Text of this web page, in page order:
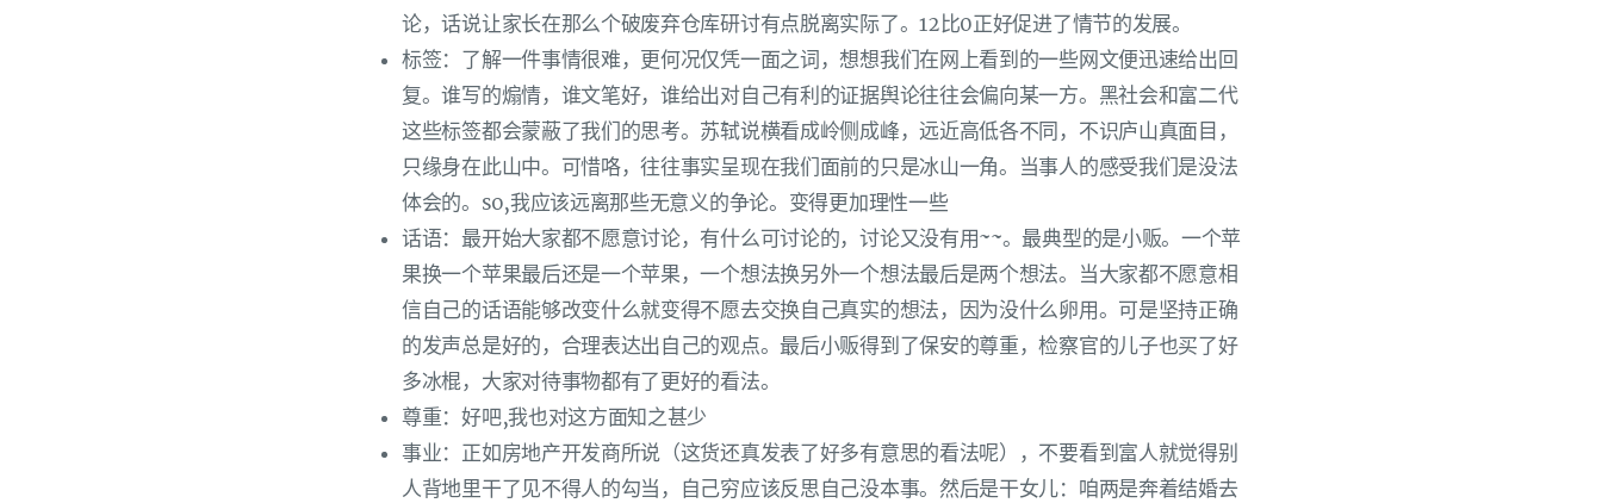
论，话说让家长在那么个破废弃仓库研讨有点脱离实际了。12比0正好促进了情节的发展。
标签：了解一件事情很难，更何况仅凭一面之词，想想我们在网上看到的一些网文便迅速给出回
复。谁写的煽情，谁文笔好，谁给出对自己有利的证据舆论往往会偏向某一方。黑社会和富二代
这些标签都会蒙蔽了我们的思考。苏轼说横看成岭侧成峰，远近高低各不同，不识庐山真面目，
只缘身在此山中。可惜咯，往往事实呈现在我们面前的只是冰山一角。当事人的感受我们是没法
体会的。so,我应该远离那些无意义的争论。变得更加理性一些
话语：最开始大家都不愿意讨论，有什么可讨论的，讨论又没有用~~。最典型的是小贩。一个苹
果换一个苹果最后还是一个苹果，一个想法换另外一个想法最后是两个想法。当大家都不愿意相
信自己的话语能够改变什么就变得不愿去交换自己真实的想法，因为没什么卵用。可是坚持正确
的发声总是好的，合理表达出自己的观点。最后小贩得到了保安的尊重，检察官的儿子也买了好
多冰棍，大家对待事物都有了更好的看法。
尊重：好吧,我也对这方面知之甚少
事业：正如房地产开发商所说（这货还真发表了好多有意思的看法呢），不要看到富人就觉得别
人背地里干了见不得人的勾当，自己穷应该反思自己没本事。然后是干女儿：咱两是奔着结婚去